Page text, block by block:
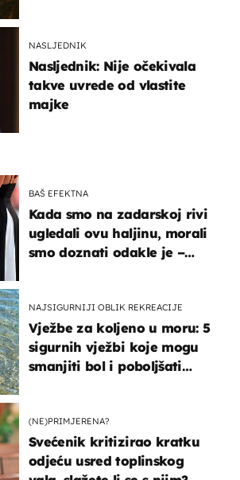
NASLJEDNIK
Nasljednik: Nije očekivala
takve uvrede od vlastite
majke
BAŠ EFEKTNA
Kada smo na zadarskoj rivi
ugledali ovu haljinu, morali
smo doznati odakle je –
NAJSIGURNIJI OBLIK REKREACIJE
Vježbe za koljeno u moru: 5
sigurnih vježbi koje mogu
smanjiti bol i poboljšati
(NE)PRIMJERENA?
Svećenik kritizirao kratku
odjeću usred toplinskog